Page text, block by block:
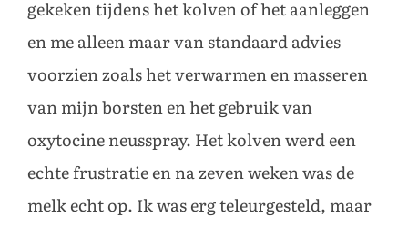
gekeken tijdens het kolven of het aanleggen
en me alleen maar van standaard advies
voorzien zoals het verwarmen en masseren
van mijn borsten en het gebruik van
oxytocine neusspray. Het kolven werd een
echte frustratie en na zeven weken was de
melk echt op. Ik was erg teleurgesteld, maar